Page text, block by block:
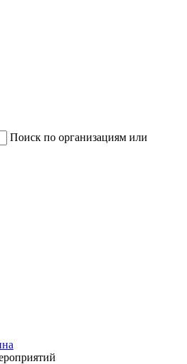
Поиск по организациям или